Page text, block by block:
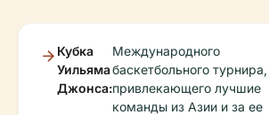
Кубка
Уильяма
Джонса:
Международного
баскетбольного турнира,
привлекающего лучшие
команды из Азии и за ее